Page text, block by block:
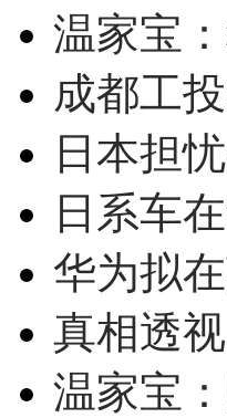
温家宝
成都工
日本担
日系车
华为拟
真相透
温家宝